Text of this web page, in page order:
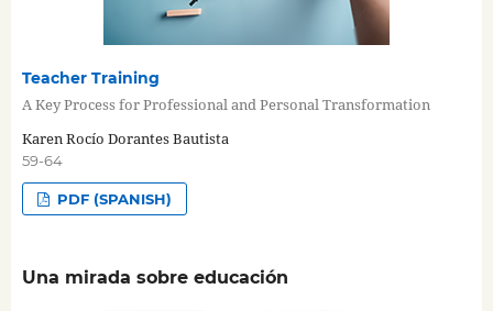
Teacher Training
A Key Process for Professional and Personal Transformation
Karen Rocío Dorantes Bautista
59-64
PDF (SPANISH)
Una mirada sobre educación